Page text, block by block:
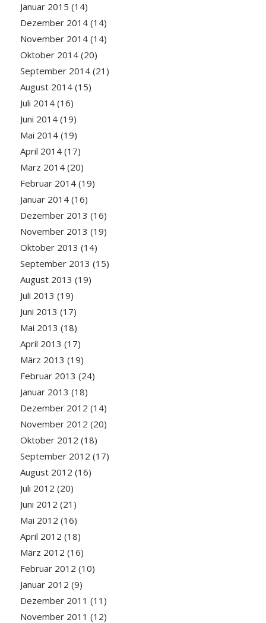
Januar 2015 (14)
Dezember 2014(14)
November 2014(14)
Oktober 2014(20)
September 2014(21)
August 2014(15)
Juli 2014(16)
Juni 2014(19)
Mai 2014(19)
April 2014(17)
März 2014(20)
Februar 2014(19)
Januar 2014(16)
Dezember 2013 (16)
November 2013 (19)
Oktober 2013 (14)
September 2013 (15)
August 2013 (19)
Juli 2013 (19)
Juni 2013 (17)
Mai 2013 (18)
April 2013 (17)
März 2013 (19)
Februar 2013 (24)
Januar 2013 (18)
Dezember 2012 (14)
November 2012 (20)
Oktober 2012 (18)
September 2012 (17)
August 2012 (16)
Juli 2012 (20)
Juni 2012 (21)
Mai 2012 (16)
April 2012 (18)
März 2012 (16)
Februar 2012 (10)
Januar 2012 (9)
Dezember 2011 (11)
November 2011 (12)